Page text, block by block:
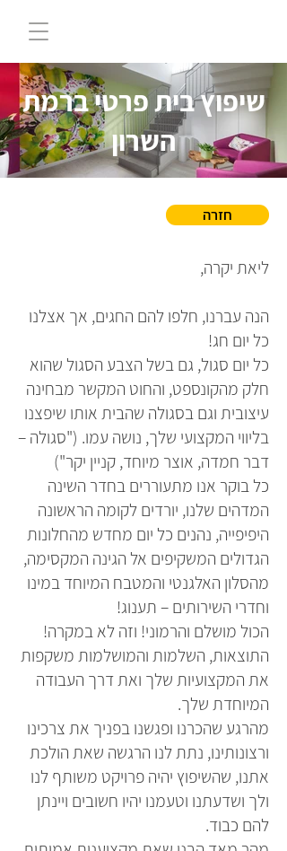
שיפוץ בית פרטי ברמת
השרון
חזרה
ליאת יקרה,
הנה עברנו, חלפו להם החגים, אך אצלנו
כל יום חג!
כל יום סגול, גם בשל הצבע הסגול שהוא
חלק מהקונספט, והחוט המקשר מבחינה
עיצובית וגם בסגולה שהבית אותו שיפצנו
בליווי המקצועי שלך, נושה עמו. ("סגולה –
דבר חמדה, אוצר מיוחד, קניין יקר")
כל בוקר אנו מתעוררים בחדר השינה
המדהים שלנו, יורדים לקומה הראשונה
היפיפייה, נהנים כל יום מחדש מהחלונות
הגדולים המשקיפים אל הגינה המקסימה,
מהסלון האלגנטי והמטבח המיוחד במינו
וחדרי השירותים – תענוג!
הכול מושלם והרמוני! וזה לא במקרה!
התוצאות, השלמות והמושלמות משקפות
את המקצועיות שלך ואת דרך העבודה
המיוחדת שלך.
מהרגע שהכרנו ופגשנו בפניך את צרכינו
ורצונותינו, נתת לנו הרגשה שאת הולכת
אתנו, שהשיפוץ יהיה פרויקט משותף לנו
ולך ושדעתנו וטעמנו יהיו חשובים ויינתן
להם כבוד.